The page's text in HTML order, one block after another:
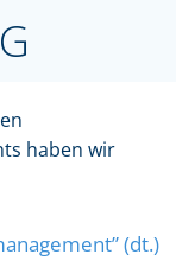
haben wir
(dt.)